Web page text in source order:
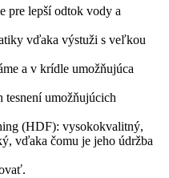
pre lepší odtok vody a
vďaka výstuži s veľkou
a v krídle umožňujúca
umožňujúcich
(HDF): vysokokvalitný,
vďaka čomu je jeho údržba